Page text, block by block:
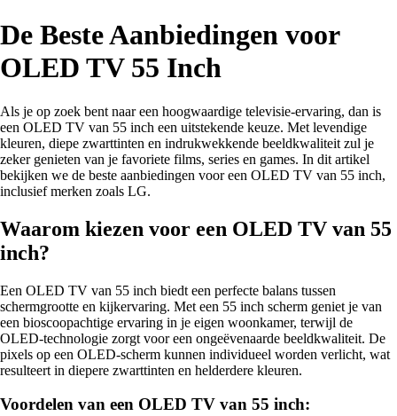
De Beste Aanbiedingen voor
OLED TV 55 Inch
Als je op zoek bent naar een hoogwaardige televisie-ervaring, dan is
een OLED TV van 55 inch een uitstekende keuze. Met levendige
kleuren, diepe zwarttinten en indrukwekkende beeldkwaliteit zul je
zeker genieten van je favoriete films, series en games. In dit artikel
bekijken we de beste aanbiedingen voor een OLED TV van 55 inch,
inclusief merken zoals LG.
Waarom kiezen voor een OLED TV van 55
inch?
Een OLED TV van 55 inch biedt een perfecte balans tussen
schermgrootte en kijkervaring. Met een 55 inch scherm geniet je van
een bioscoopachtige ervaring in je eigen woonkamer, terwijl de
OLED-technologie zorgt voor een ongeëvenaarde beeldkwaliteit. De
pixels op een OLED-scherm kunnen individueel worden verlicht, wat
resulteert in diepere zwarttinten en helderdere kleuren.
Voordelen van een OLED TV van 55 inch: